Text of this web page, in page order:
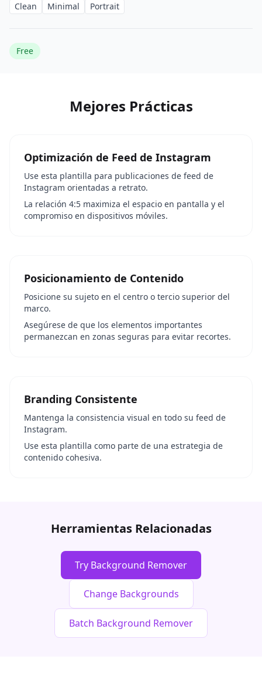
Clean
Minimal Portrait
Free
Mejores Prácticas
Optimización de Feed de Instagram
Use esta plantilla para publicaciones de feed de
Instagram orientadas a retrato.
La relación 4:5 maximiza el espacio en pantalla y el
compromiso en dispositivos móviles.
Posicionamiento de Contenido
Posicione su sujeto en el centro o tercio superior del
marco.
Asegúrese de que los elementos importantes
permanezcan en zonas seguras para evitar recortes.
Branding Consistente
Mantenga la consistencia visual en todo su feed de
Instagram.
Use esta plantilla como parte de una estrategia de
contenido cohesiva.
Herramientas Relacionadas
Try Background Remover
Change Backgrounds
Batch Background Remover